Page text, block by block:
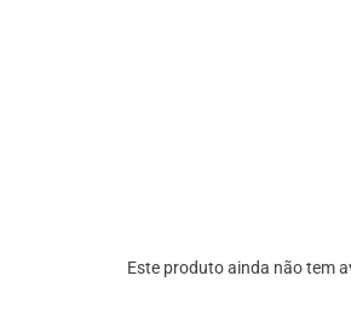
Este produto ainda não tem